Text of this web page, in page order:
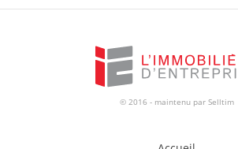
© 2016 - maintenu par Selltim